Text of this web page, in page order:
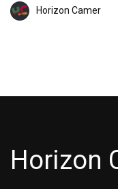
Horizon Camer
Horizon